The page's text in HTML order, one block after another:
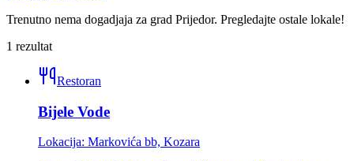
Trenutno nema dogadjaja za grad Prijedor. Pregledajte ostale lokale!
1 rezultat
Restoran
Bijele Vode
Lokacija: Markovića bb, Kozara